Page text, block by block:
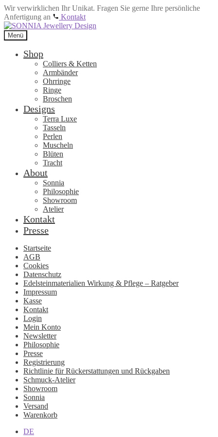
Wir verwirklichen Ihr Unikat. Fragen Sie gerne Ihre persönliche
Anfertigung an
Kontakt
Zur
Navigation
springen
Zum
Inhalt
springen
Menü
Shop
Colliers & Ketten
Armbänder
Ohrringe
Ringe
Broschen
Designs
Terra Luxe
Tasseln
Perlen
Muscheln
Blüten
Tracht
About
Sonnia
Philosophie
Showroom
Atelier
Kontakt
Presse
Startseite
AGB
Cookies
Datenschutz
Edelsteinmaterialien Wirkung & Pflege – Ratgeber
Impressum
Kasse
Kontakt
Login
Mein Konto
Newsletter
Philosophie
Presse
Registrierung
Richtlinie für Rückerstattungen und Rückgaben
Schmuck-Atelier
Showroom
Sonnia
Versand
Warenkorb
DE